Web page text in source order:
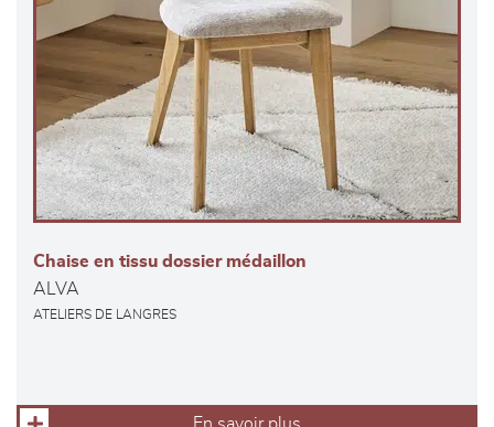
Chaise en tissu dossier médaillon
ALVA
ATELIERS DE LANGRES